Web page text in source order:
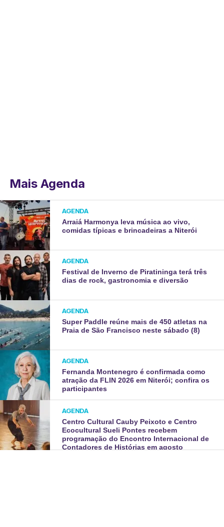
Mais Agenda
AGENDA
Arraiá Harmonya leva música ao vivo,
comidas típicas e brincadeiras a Niterói
AGENDA
Festival de Inverno de Piratininga terá três
dias de rock, gastronomia e diversão
AGENDA
Super Paddle reúne mais de 450 atletas na
Praia de São Francisco neste sábado (8)
AGENDA
Fernanda Montenegro é confirmada como
atração da FLIN 2026 em Niterói; confira os
participantes
AGENDA
Centro Cultural Cauby Peixoto e Centro
Ecocultural Sueli Pontes recebem
programação do Encontro Internacional de
Contadores de Histórias em agosto